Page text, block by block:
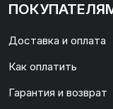
Доставка и оплата
Как оплатить
Гарантия и возврат